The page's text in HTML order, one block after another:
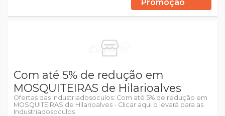
Promoção
Com até 5% de redução em
MOSQUITEIRAS de Hilarioalves
Ofertas das Industriadosoculos: Com até 5% de redução em
MOSQUITEIRAS de Hilarioalves - Clicar aqui o levará para as
Industriadosoculos